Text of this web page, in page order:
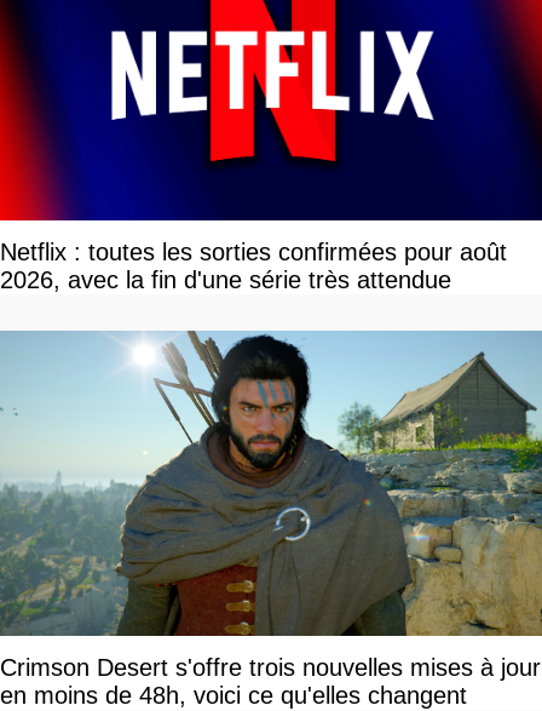
Netflix : toutes les sorties confirmées pour août
2026, avec la fin d'une série très attendue
Crimson Desert s'offre trois nouvelles mises à jour
en moins de 48h, voici ce qu'elles changent